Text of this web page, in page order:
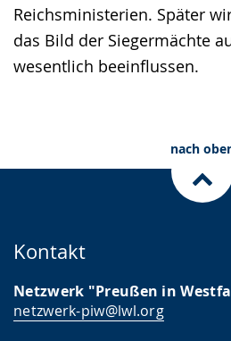
Reichsministerien. Später
das Bild der Siegermächte
wesentlich beeinflussen.
nach
Kontakt
Netzwerk "Preußen in
netzwerk-piw@lwl.org